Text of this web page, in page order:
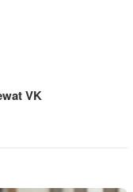
VK